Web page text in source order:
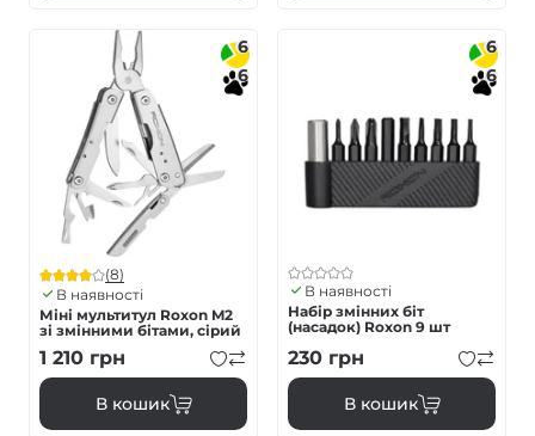
6
6
(8)
В наявності
Міні мультитул Roxon M2
зі змінними бітами, сірий
1 210 грн
В кошик
6
6
В наявності
Набір змінних біт
(насадок) Roxon 9 шт
230 грн
В кошик